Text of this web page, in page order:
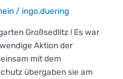
/ ingo.duering
Großsedlitz ! Es war
Aktion der
mit dem
übergaben sie am